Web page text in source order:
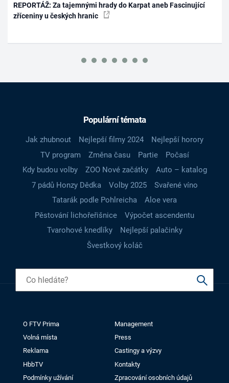
REPORTÁŽ: Za tajemnými hrady do Karpat aneb Fascinující
zříceniny u českých hranic
Populární témata
Jak zhubnout Nejlepší filmy 2024
Nejlepší horory
TV program
Změna času Partie
Počasí
Kdy budou volby
ZOO Nové začátky
Auto – katalog
7 pádů Honzy Dědka
Volby 2025
Svařené víno
Tatarák podle Pohlreicha
Aloe vera
Pěstování lichořeřišnice
Výpočet ascendentu
Tvarohové knedlíky
Nejlepší palačinky
Švestkový koláč
O FTV Prima
Management
Volná místa
Press
Reklama
Castingy a výzvy
HbbTV
Kontakty
Podmínky užívání
Zpracování osobních údajů